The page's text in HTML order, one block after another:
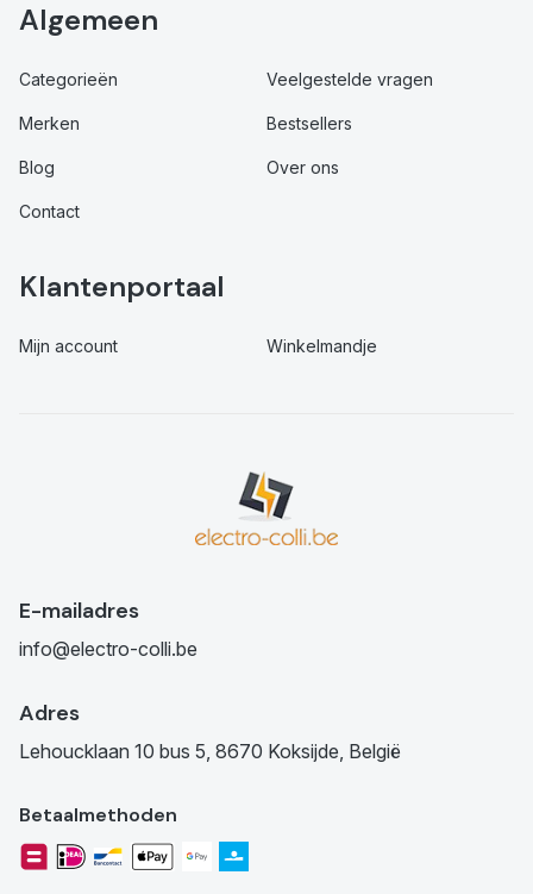
Algemeen
Categorieën Veelgestelde vragen
Merken Bestsellers
Blog Over ons
Contact
Klantenportaal
Mijn account Winkelmandje
E-mailadres
info@electro-colli.be
Adres
Lehoucklaan 10 bus 5, 8670 Koksijde, België
Betaalmethoden